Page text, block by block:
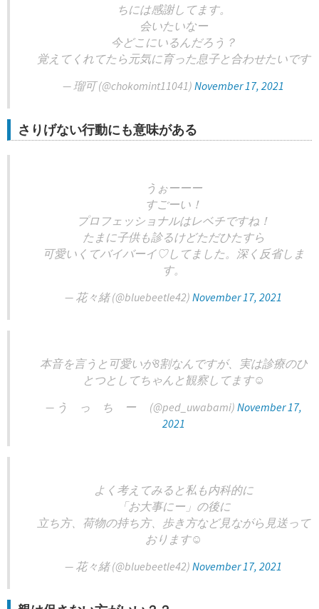
ちには感謝してます。
会いたいなー
今どこにいるんだろう？
覚えてくれてたら元気に育った息子と合わせたいです
— 瑠可 (@chokomint11041) November 17, 2021
さりげない行動にも意味がある
うぉーーー
すごーい！
プロフェッショナルはレベチですね！
たまに子供も診るけどただひたすら
可愛いくてバイバーイ♡してました。深く反省しま
す。
— 花々緒 (@bluebeetle42) November 17, 2021
本音を言うと可愛いが8割なんですが、実は診療のひ
とつとしてちゃんと観察してます☺️
— う っ ち ー (@ped_uwabami) November 17,
2021
よく考えてみると私も内科的に
「お大事にー」の後に
立ち方、荷物の持ち方、歩き方など見ながら見送って
おります☺️
— 花々緒 (@bluebeetle42) November 17, 2021